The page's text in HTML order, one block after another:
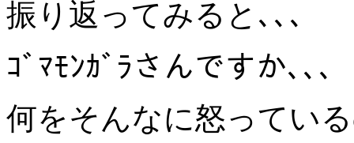
振り返ってみると､､､
ｺﾞﾏﾓﾝｶﾞﾗさんですか､､､
何をそんなに怒ってい